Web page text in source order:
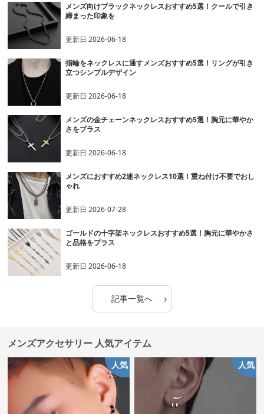
メンズ向けブラックネックレスおすすめ5選！クールで引き
締まった印象を
更新日2026-06-18
指輪をネックレスに通すメンズおすすめ5選！リングが引き
立つシンプルデザイン
更新日2026-06-18
メンズの金チェーンネックレスおすすめ5選！胸元に華やか
さをプラス
更新日2026-06-18
メンズにおすすめ2連ネックレス10選！重ね付け不要でおし
ゃれ
更新日2026-07-28
ゴールドの十字架ネックレスおすすめ5選！胸元に華やかさ
と品格をプラス
更新日2026-06-18
記事一覧へ ›
メンズアクセサリー 人気アイテム
人気 人気